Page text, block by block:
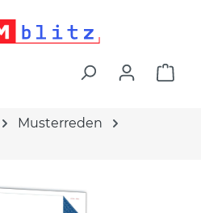
Musterreden